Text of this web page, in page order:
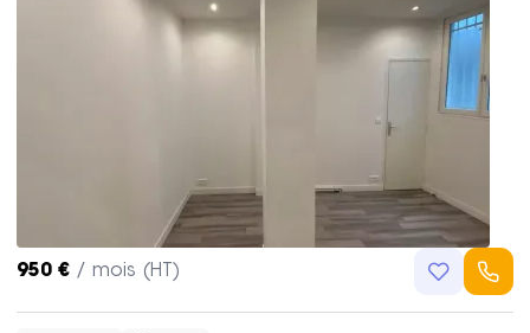
950 € / mois (HT)